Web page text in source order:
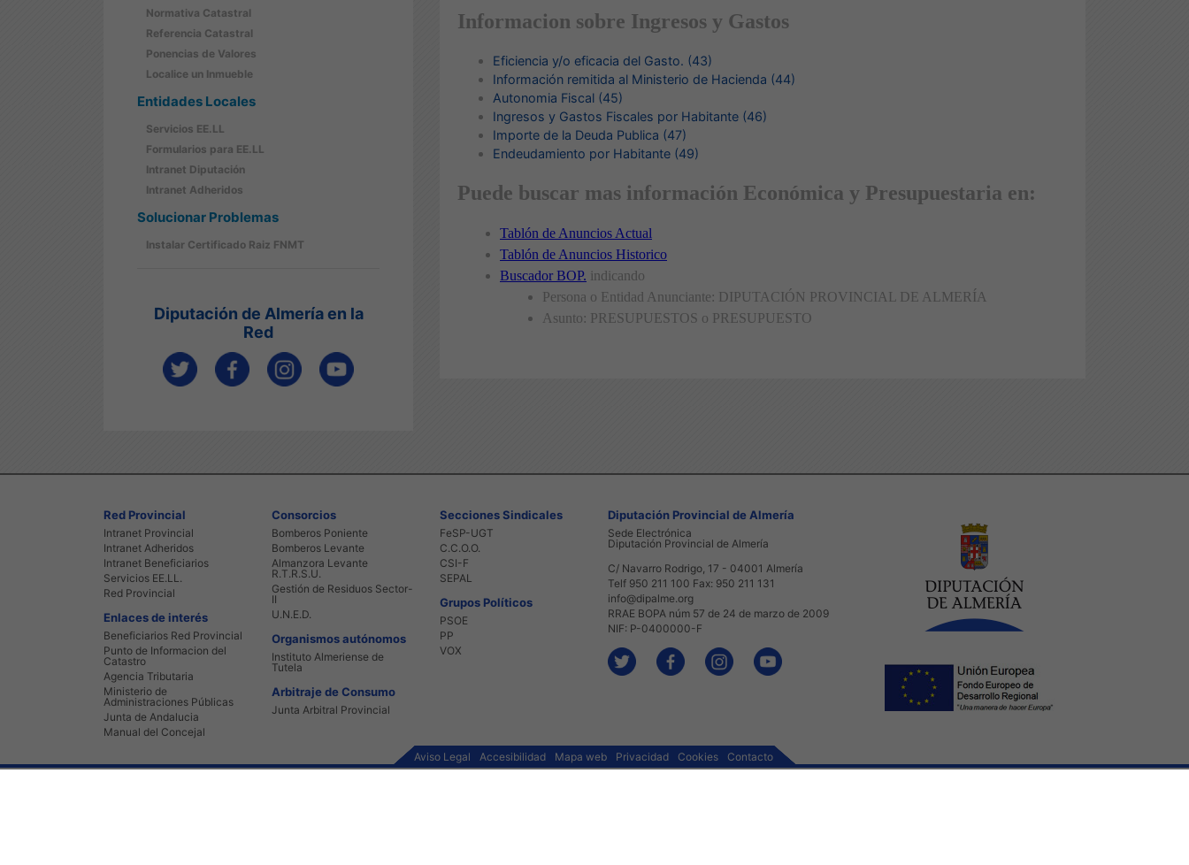
Normativa Catastral
Referencia Catastral
Ponencias de Valores
Localice un Inmueble
Entidades Locales
Servicios EE.LL
Formularios para EE.LL
Intranet Diputación
Intranet Adheridos
Solucionar Problemas
Instalar Certificado Raiz FNMT
Diputación de Almería en la
Red
Informacion sobre Ingresos y Gastos
Eficiencia y/o eficacia del Gasto. (43)
Información remitida al Ministerio de Hacienda (44)
Autonomia Fiscal (45)
Ingresos y Gastos Fiscales por Habitante (46)
Importe de la Deuda Publica (47)
Endeudamiento por Habitante (49)
Puede buscar mas información Económica y Presupuestaria en:
Tablón de Anuncios Actual
Tablón de Anuncios Historico
Buscador BOP. indicando
Persona o Entidad Anunciante: DIPUTACIÓN PROVINCIAL DE ALMERÍA
Asunto: PRESUPUESTOS o PRESUPUESTO
Red Provincial
Intranet Provincial
Intranet Adheridos
Intranet Beneficiarios
Servicios EE.LL.
Red Provincial
Enlaces de interés
Beneficiarios Red Provincial
Punto de Informacion del
Catastro
Agencia Tributaria
Ministerio de
Administraciones Públicas
Junta de Andalucia
Manual del Concejal
Consorcios
Bomberos Poniente
Bomberos Levante
Almanzora Levante
R.T.R.S.U.
Gestión de Residuos Sector-
II
U.N.E.D.
Organismos autónomos
Instituto Almeriense de
Tutela
Arbitraje de Consumo
Junta Arbitral Provincial
Secciones Sindicales
FeSP-UGT
C.C.O.O.
CSI-F
SEPAL
Grupos Políticos
PSOE
PP
VOX
Diputación Provincial de Almería
Sede Electrónica
Diputación Provincial de Almería
C/ Navarro Rodrigo, 17 - 04001 Almería
Telf 950 211 100 Fax: 950 211 131
info@dipalme.org
RRAE BOPA núm 57 de 24 de marzo de 2009
NIF: P-0400000-F
Aviso Legal Accesibilidad Mapa web Privacidad Cookies Contacto